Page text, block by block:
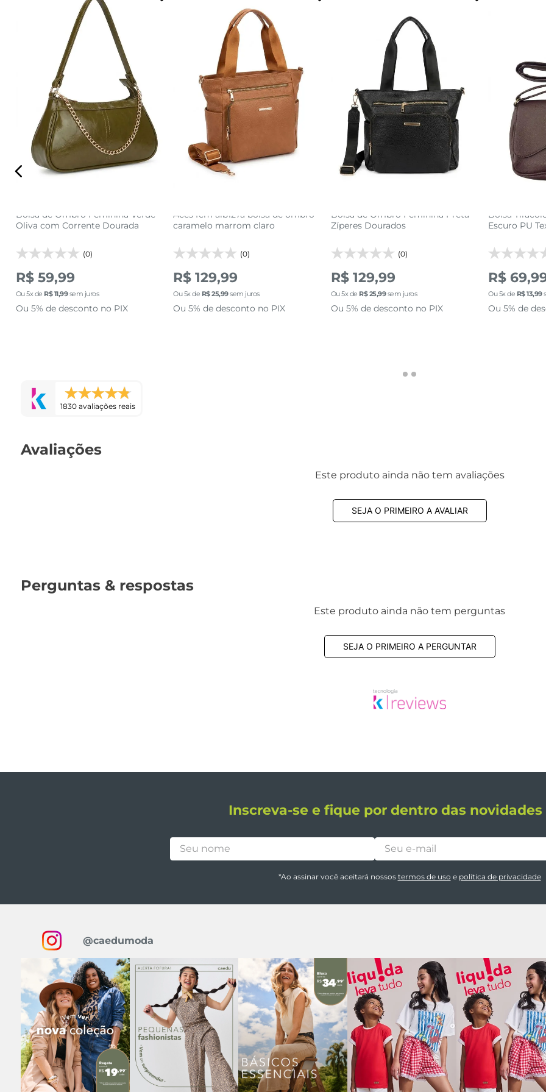
Bolsa de Ombro Feminina Verde
Oliva com Corrente Dourada
(0)
R$ 59,99
Ou5x de R$11,99sem juros
Ou 5% de desconto no PIX
U
Aces fem aib127a bolsa de ombro
caramelo marrom claro
(0)
R$ 129,99
Ou5x de R$25,99sem juros
Ou 5% de desconto no PIX
Bolsa de Ombro Feminina Preta
Zíperes Dourados
(0)
R$ 129,99
Ou5x de R$25,99sem juros
Ou 5% de desconto no PIX
Bolsa
Escuro PU
R$
Ou5x de R$13,99
Ou 5% de
1830 avaliações reais
Avaliações
Este produto ainda não tem avaliações
SEJA O PRIMEIRO A AVALIAR
Perguntas & respostas
Este produto ainda não tem perguntas
SEJA O PRIMEIRO A PERGUNTAR
Inscreva-se e fique por dentro das novidades
*Ao assinar você aceitará nossos termos de uso e política de privacidade
@caedumoda